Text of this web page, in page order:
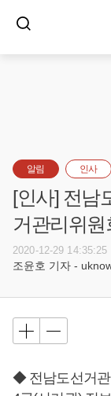
알림 인사
[인사] 전남
거관리위원
2020-12-29 14:35:25
조윤호 기자 -
◆ 전남도선거관